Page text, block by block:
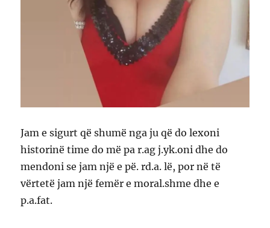
Jam e sigurt që shumë nga ju që do lexoni
historinë time do më pa r.ag j.yk.oni dhe do
mendoni se jam një e pë. rd.a. lë, por në të
vërtetë jam një femër e moral.shme dhe e
p.a.fat.